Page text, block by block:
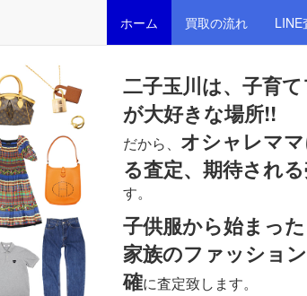
ホーム 買取の流れ LINE
二子玉川は、子育
が大好きな場所!!
だから、 オシャレマ
る査定、期待され
す。
子供服から始まった
家族のファッショ
確に査定致します。